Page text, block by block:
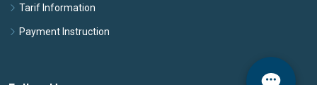
Tarif Information
Payment Instruction